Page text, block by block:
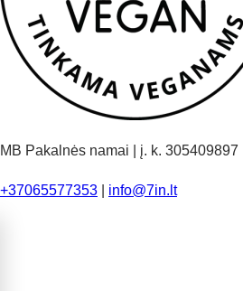
MB Pakalnės namai | į. k.
+37065577353 info@7in.lt